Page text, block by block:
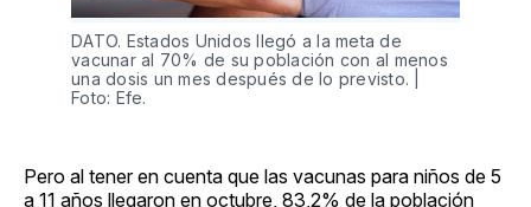
DATO. Estados Unidos llegó a la meta de
vacunar al 70% de su población con al menos
una dosis un mes después de lo previsto. |
Foto: Efe.
Pero al tener en cuenta que las vacunas para niños de 5
a 11 años llegaron en octubre, 83,2% de la población